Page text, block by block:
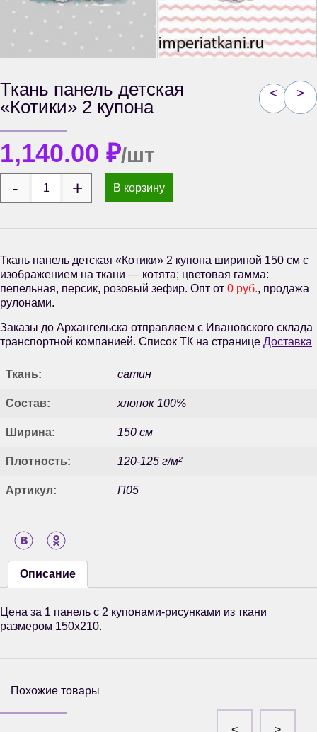
< >
Ткань панель детская
«Котики» 2 купона
1,140.00 ₽/шт
В корзину
Ткань панель детская «Котики» 2 купона шириной 150 см с
изображением на ткани — котята; цветовая гамма:
пепельная, персик, розовый зефир. Опт от 0 руб., продажа
рулонами.
Заказы до Архангельска отправляем с Ивановского склада
транспортной компанией. Список ТК на странице Доставка
Ткань: сатин
Состав: хлопок 100%
Ширина: 150 см
Плотность: 120-125 г/м²
Артикул: П05
Описание
Цена за 1 панель с 2 купонами-рисунками из ткани
размером 150х210.
Похожие товары